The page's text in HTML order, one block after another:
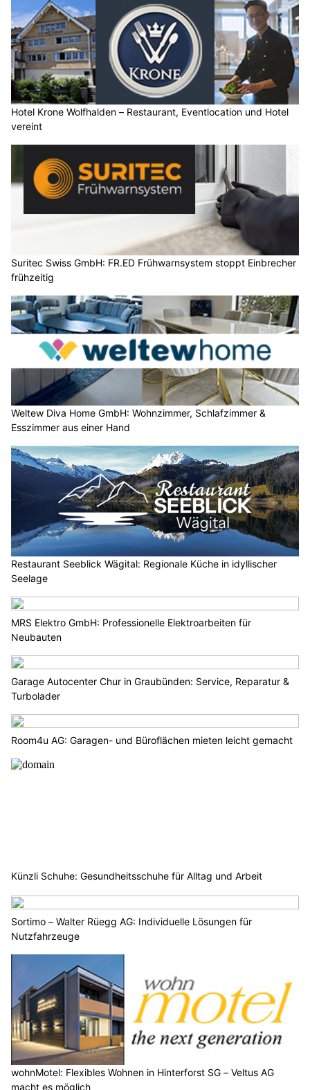
Hotel Krone Wolfhalden – Restaurant, Eventlocation und Hotel
vereint
Suritec Swiss GmbH: FR.ED Frühwarnsystem stoppt Einbrecher
frühzeitig
Weltew Diva Home GmbH: Wohnzimmer, Schlafzimmer &
Esszimmer aus einer Hand
Restaurant Seeblick Wägital: Regionale Küche in idyllischer
Seelage
MRS Elektro GmbH: Professionelle Elektroarbeiten für
Neubauten
Garage Autocenter Chur in Graubünden: Service, Reparatur &
Turbolader
Room4u AG: Garagen- und Büroflächen mieten leicht gemacht
Künzli Schuhe: Gesundheitsschuhe für Alltag und Arbeit
Sortimo – Walter Rüegg AG: Individuelle Lösungen für
Nutzfahrzeuge
wohnMotel: Flexibles Wohnen in Hinterforst SG – Veltus AG
macht es möglich